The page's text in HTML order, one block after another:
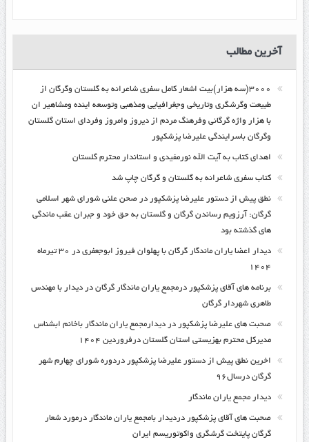
آخرین مطالب
۳۰۰۰(سه هزار)بیت اشعار کامل سفری شاعرانه به گلستان وگرگان از
طبیعت وگرشگری وتاریخی وجغرافیایی ومذهبی وتوسعه اینده ومشاهیر ان
با هزار واژه گرگانی وفرهنگ مردم از دیروز وامروز وفردای استان گلستان
وگرگان باسرایندگی علیرضا پزشکپور
اهدای کتاب به آیت الله نورمفیدی و استاندار محترم گلستان
کتاب سفری شاعرانه به گلستان و گرگان چاپ شد
نطق پیش از دستور علیرضا پزشکپور در صحن علنی شورای شهر اسلامی
گرگان: آرزویم رساندن گرگان و گلستان به حق خود و جبران عقب ماندگی
های گذشته بود
دیدار اعضا یاران ماندگار گرگان با پهلوان فیروز ابوجعفری در ۳۰ تیرماه
۱۴۰۴
برنامه های آقای پزشکپور درمجمع یاران ماندگار گرگان در دیدار با مهندس
طاهری شهردار گرگان
صحبت های علیرضا پزشکپور در دیدارمجمع یاران ماندگار باخانم ابشناس
مدیرکل محترم بهزیستی استان گلستان درفروردین ۱۴۰۴
اخرین نطق پیش از دستور علیرضا پزشکپور دردوره شورای چهارم شهر
گرگان درسال۹۶
دیدار مجمع یاران ماندگار
صحبت های آقای پزشکپور دردیدار بامجمع یاران ماندگار درمورد شعار
گرگان پایتخت گرشگری واکوتوریسم ایران